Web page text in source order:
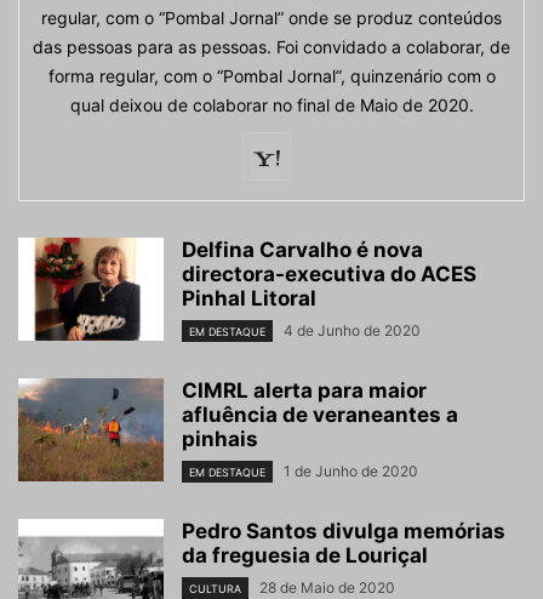
regular, com o “Pombal Jornal” onde se produz conteúdos
das pessoas para as pessoas. Foi convidado a colaborar, de
forma regular, com o “Pombal Jornal”, quinzenário com o
qual deixou de colaborar no final de Maio de 2020.
Delfina Carvalho é nova
directora-executiva do ACES
Pinhal Litoral
EM DESTAQUE 4 de Junho de 2020
CIMRL alerta para maior
afluência de veraneantes a
pinhais
EM DESTAQUE 1 de Junho de 2020
Pedro Santos divulga memórias
da freguesia de Louriçal
CULTURA 28 de Maio de 2020